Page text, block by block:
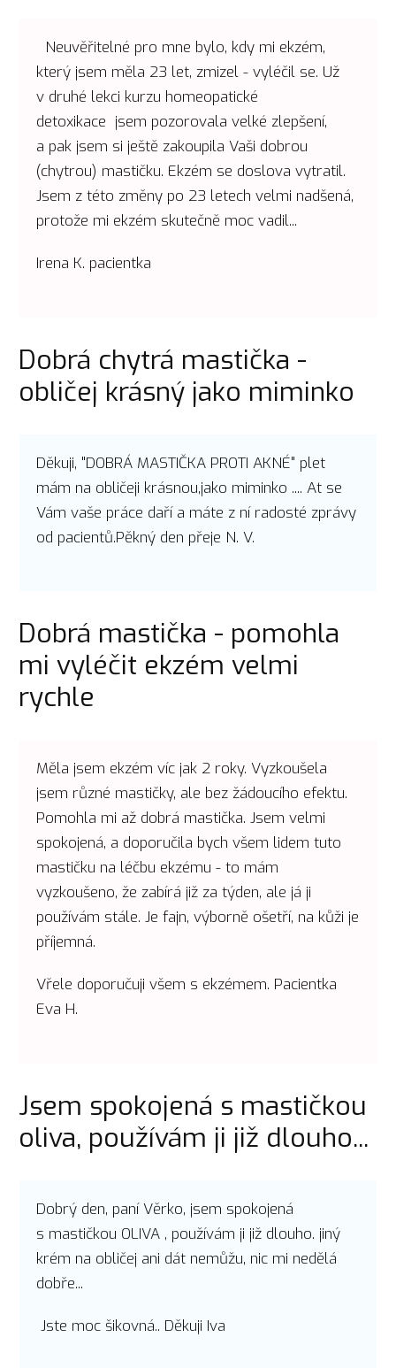
Neuvěřitelné pro mne bylo, kdy mi ekzém,
který jsem měla 23 let, zmizel - vyléčil se. Už
v druhé lekci kurzu homeopatické
detoxikace jsem pozorovala velké zlepšení,
a pak jsem si ještě zakoupila Vaši dobrou
(chytrou) mastičku. Ekzém se doslova vytratil.
Jsem z této změny po 23 letech velmi nadšená,
protože mi ekzém skutečně moc vadil...
Irena K. pacientka
Dobrá chytrá mastička -
obličej krásný jako miminko
Děkuji, "DOBRÁ MASTIČKA PROTI AKNÉ" plet
mám na obličeji krásnou,jako miminko .... At se
Vám vaše práce daří a máte z ní radosté zprávy
od pacientů.Pěkný den přeje N. V.
Dobrá mastička - pomohla
mi vyléčit ekzém velmi
rychle
Měla jsem ekzém víc jak 2 roky. Vyzkoušela
jsem různé mastičky, ale bez žádoucího efektu.
Pomohla mi až dobrá mastička. Jsem velmi
spokojená, a doporučila bych všem lidem tuto
mastičku na léčbu ekzému - to mám
vyzkoušeno, že zabírá již za týden, ale já ji
používám stále. Je fajn, výborně ošetří, na kůži je
příjemná.
Vřele doporučuji všem s ekzémem. Pacientka
Eva H.
Jsem spokojená s mastičkou
oliva, používám ji již dlouho...
Dobrý den, paní Věrko, jsem spokojená
s mastičkou OLIVA , používám ji již dlouho. jiný
krém na obličej ani dát nemůžu, nic mi nedělá
dobře...
Jste moc šikovná.. Děkuji Iva